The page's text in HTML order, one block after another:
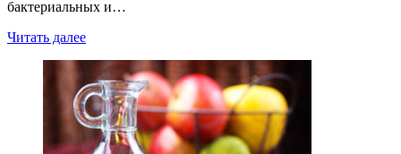
бактериальных и…
Читать далее